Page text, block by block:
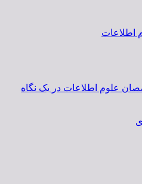
علوم اطلاعات در یک نگاه